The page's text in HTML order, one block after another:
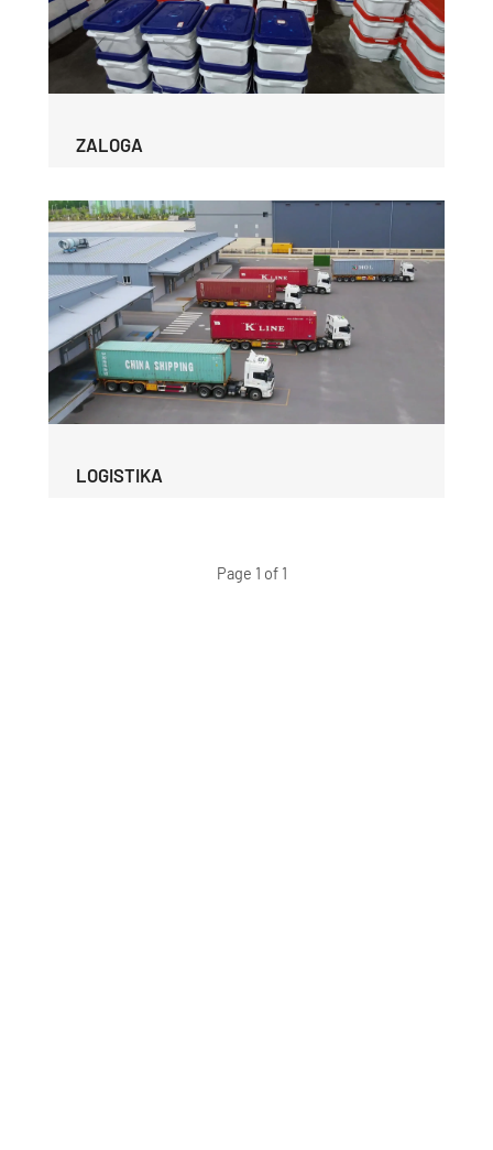
ZALOGA
LOGISTIKA
Page 1 of 1